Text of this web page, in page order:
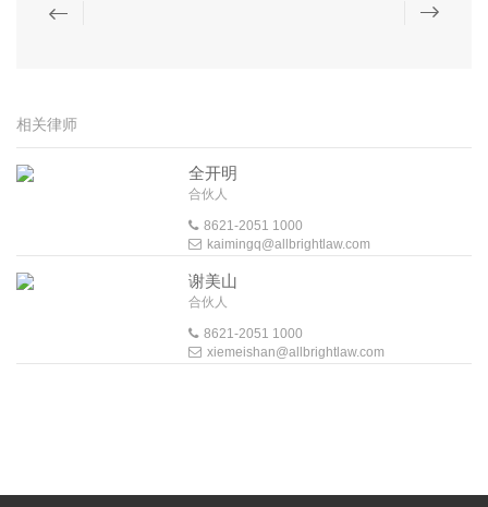
相关律师
全开明
合伙人
8621-2051 1000
kaimingq@allbrightlaw.com
谢美山
合伙人
8621-2051 1000
xiemeishan@allbrightlaw.com